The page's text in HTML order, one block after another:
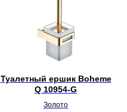
Туалетный ершик Boheme
Q 10954-G
Золото